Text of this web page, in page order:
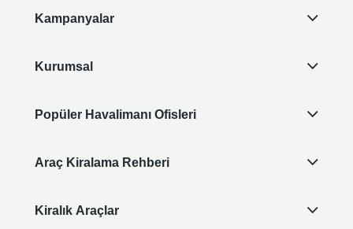
Kampanyalar
Kurumsal
Popüler Havalimanı Ofisleri
Araç Kiralama Rehberi
Kiralık Araçlar